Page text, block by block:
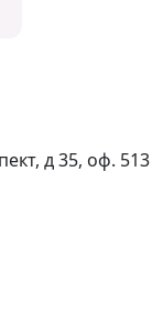
д 35, оф. 513